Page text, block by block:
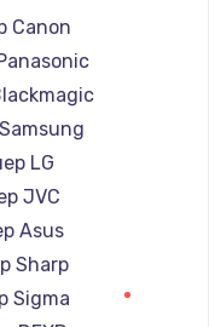
Canon
LG
JVC
Asus
Sharp
Sigma